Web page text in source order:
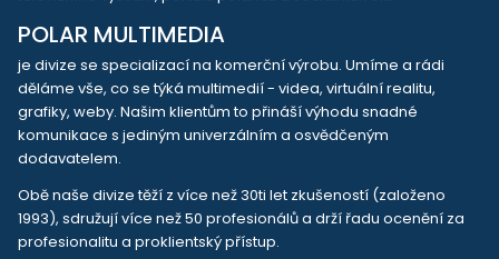
POLAR MULTIMEDIA
je divize se specializací na komerční výrobu. Umíme a rádi
děláme vše, co se týká multimedií - videa, virtuální realitu,
grafiky, weby. Našim klientům to přináší výhodu snadné
komunikace s jediným univerzálním a osvědčeným
dodavatelem.
Obě naše divize těží z více než 30ti let zkušeností (založeno
1993), sdružují více než 50 profesionálů a drží řadu ocenění za
profesionalitu a proklientský přístup.